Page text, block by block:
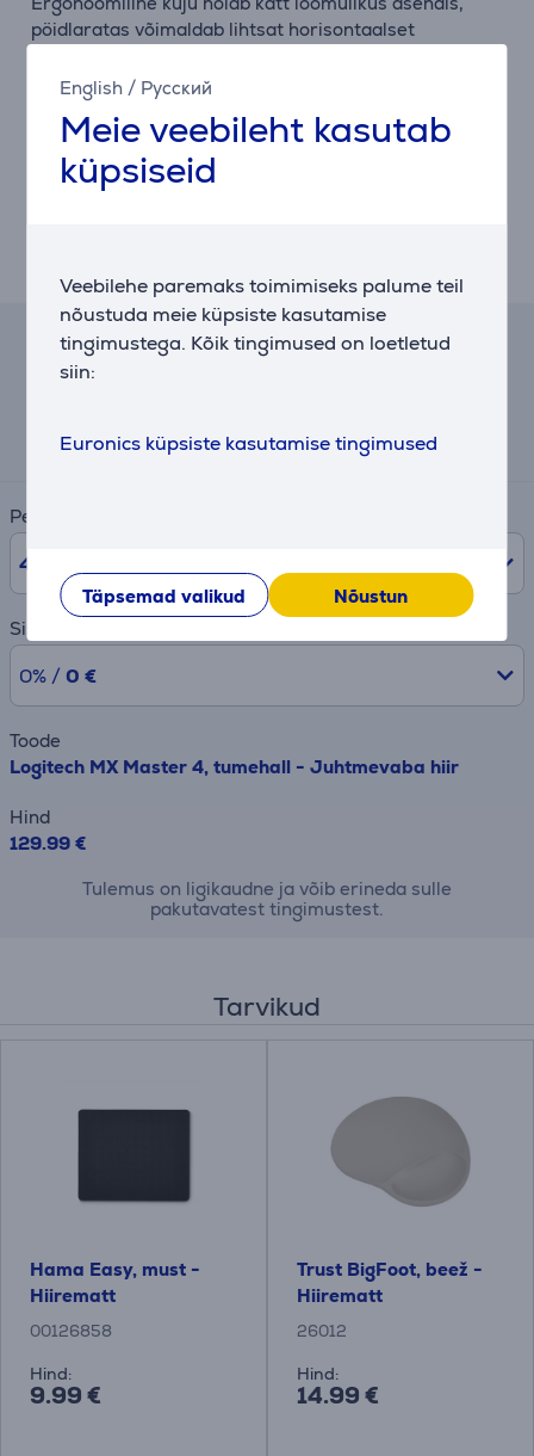
English / Русский
Meie veebileht kasutab
küpsiseid
Veebilehe paremaks toimimiseks palume teil
nõustuda meie küpsiste kasutamise
tingimustega. Kõik tingimused on loetletud
siin:
Euronics küpsiste kasutamise tingimused
Täpsemad valikud Nõustun
pöidlaratas võimaldab lihtsat horisontaalset
plastosadest ja tugevdatud kvaliteetsete
materjalidega, olles samaaegselt jätkusuutlik ja
vastupidav.
Pikaealine aku
Järelmaksu kalkulaator
5 €
Periood
48
Sissemakse
0% / 0 €
Toode
Logitech MX Master 4, tumehall - Juhtmevaba hiir
Hind
129.99 €
Tulemus on ligikaudne ja võib erineda sulle
pakutavatest tingimustest.
Tarvikud
Hama Easy, must -
Hiirematt
00126858
Hind:
9.99 €
Trust BigFoot, beež -
Hiirematt
26012
Hind:
14.99 €